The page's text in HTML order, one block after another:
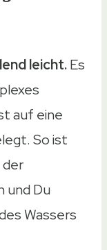
leicht.Es
auf eine
So ist
der
und Du
Wassers